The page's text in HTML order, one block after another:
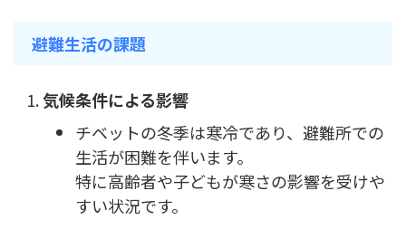
避難生活の課題
気候条件による影響
チベットの冬季は寒冷であり、避難所での
生活が困難を伴います。
特に高齢者や子どもが寒さの影響を受けや
すい状況です。